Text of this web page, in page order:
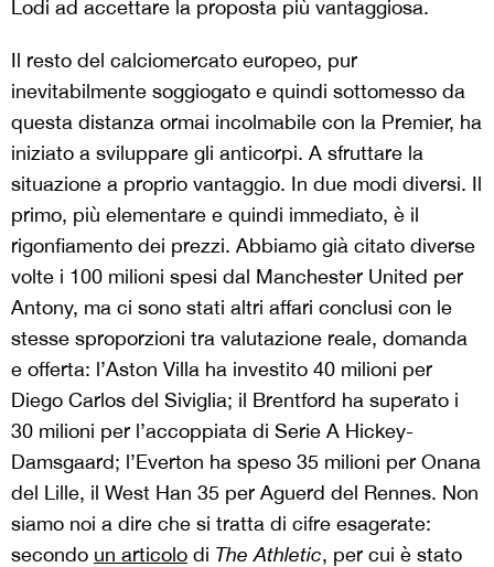
Lodi ad accettare la proposta più vantaggiosa.
Il resto del calciomercato europeo, pur
inevitabilmente soggiogato e quindi sottomesso da
questa distanza ormai incolmabile con la Premier, ha
iniziato a sviluppare gli anticorpi. A sfruttare la
situazione a proprio vantaggio. In due modi diversi. Il
primo, più elementare e quindi immediato, è il
rigonfiamento dei prezzi. Abbiamo già citato diverse
volte i 100 milioni spesi dal Manchester United per
Antony, ma ci sono stati altri affari conclusi con le
stesse sproporzioni tra valutazione reale, domanda
e offerta: l’Aston Villa ha investito 40 milioni per
Diego Carlos del Siviglia; il Brentford ha superato i
30 milioni per l’accoppiata di Serie A Hickey-
Damsgaard; l’Everton ha speso 35 milioni per Onana
del Lille, il West Han 35 per Aguerd del Rennes. Non
siamo noi a dire che si tratta di cifre esagerate:
secondo un articolo di The Athletic, per cui è stato